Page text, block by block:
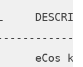
kernel